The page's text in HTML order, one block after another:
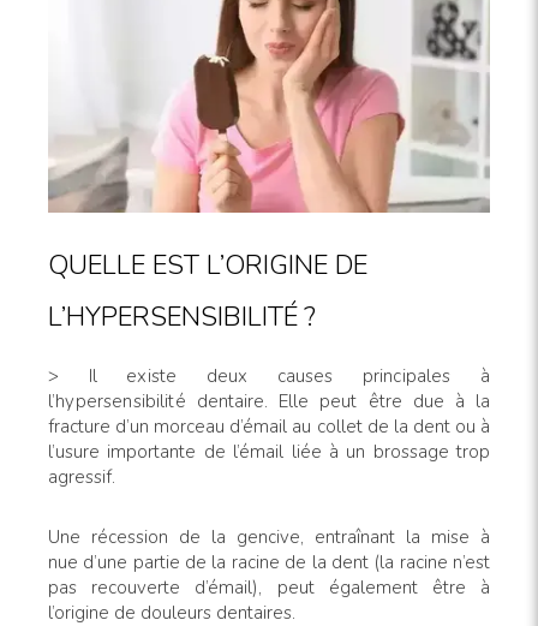
QUELLE EST L’ORIGINE DE
L’HYPERSENSIBILITÉ ?
> Il existe deux causes principales à
l’hypersensibilité dentaire. Elle peut être due à la
fracture d’un morceau d’émail au collet de la dent ou à
l’usure importante de l’émail liée à un brossage trop
agressif.
Une récession de la gencive, entraînant la mise à
nue d’une partie de la racine de la dent (la racine n’est
pas recouverte d’émail), peut également être à
l’origine de douleurs dentaires.